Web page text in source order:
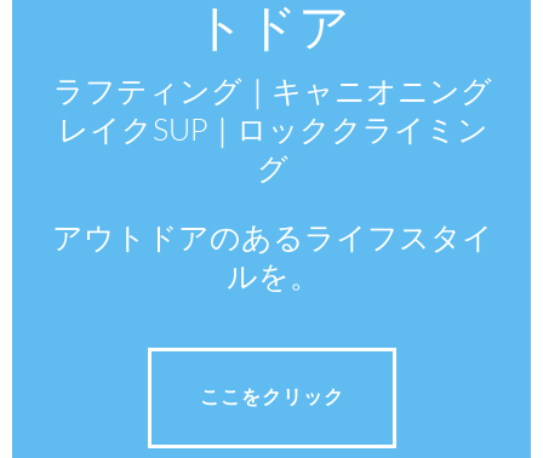
トドア
ラフティング｜キャニオニング
レイクSUP｜ロッククライミン
グ
アウトドアのあるライフスタイ
ルを。
ここをクリック